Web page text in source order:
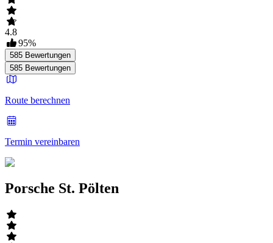
4.8
95%
585 Bewertungen
585 Bewertungen
Route berechnen
Termin vereinbaren
Porsche St. Pölten